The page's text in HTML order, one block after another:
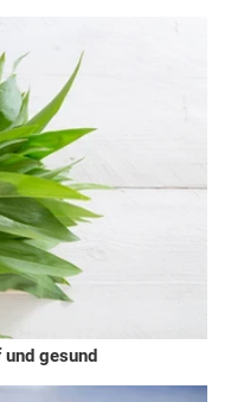
gesund